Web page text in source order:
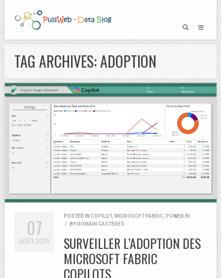
TAG ARCHIVES: ADOPTION
POSTED IN COPILOT, MICROSOFT FABRIC
POWER BI
/
BY ROMAIN CASTERES
SURVEILLER L’ADOPTION DES
MICROSOFT FABRIC
COPILOTS
07
AOÛT2024